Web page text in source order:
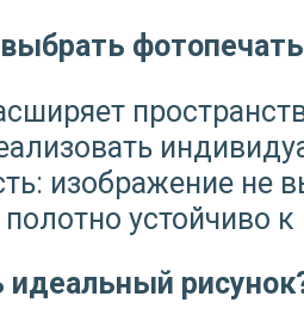
изображение не
устойчиво
идеальный